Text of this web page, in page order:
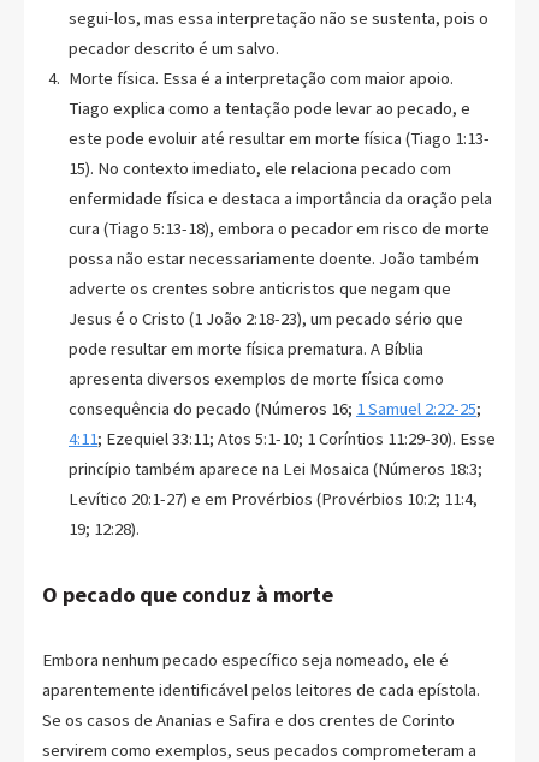
segui-los, mas essa interpretação não se sustenta, pois o
pecador descrito é um salvo.
Morte física. Essa é a interpretação com maior apoio.
Tiago explica como a tentação pode levar ao pecado, e
este pode evoluir até resultar em morte física (Tiago 1:13-
15). No contexto imediato, ele relaciona pecado com
enfermidade física e destaca a importância da oração pela
cura (Tiago 5:13-18), embora o pecador em risco de morte
possa não estar necessariamente doente. João também
adverte os crentes sobre anticristos que negam que
Jesus é o Cristo (1 João 2:18-23), um pecado sério que
pode resultar em morte física prematura. A Bíblia
apresenta diversos exemplos de morte física como
consequência do pecado (Números 16; 1 Samuel 2:22-25;
4:11; Ezequiel 33:11; Atos 5:1-10; 1 Coríntios 11:29-30). Esse
princípio também aparece na Lei Mosaica (Números 18:3;
Levítico 20:1-27) e em Provérbios (Provérbios 10:2; 11:4,
19; 12:28).
O pecado que conduz à morte
Embora nenhum pecado específico seja nomeado, ele é
aparentemente identificável pelos leitores de cada epístola.
Se os casos de Ananias e Safira e dos crentes de Corinto
servirem como exemplos, seus pecados comprometeram a